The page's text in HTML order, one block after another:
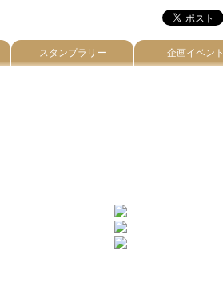
スタンプラリー 企画イベント